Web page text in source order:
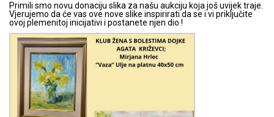
Primili smo novu donaciju slika za našu aukciju koja još uvijek traje.
Vjerujemo da će vas ove nove slike inspirirati da se i vi priključite
ovoj plemenitoj inicijativi i postanete njen dio !